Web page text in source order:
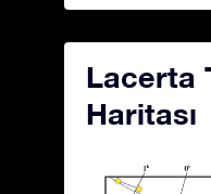
Lacerta
Haritası